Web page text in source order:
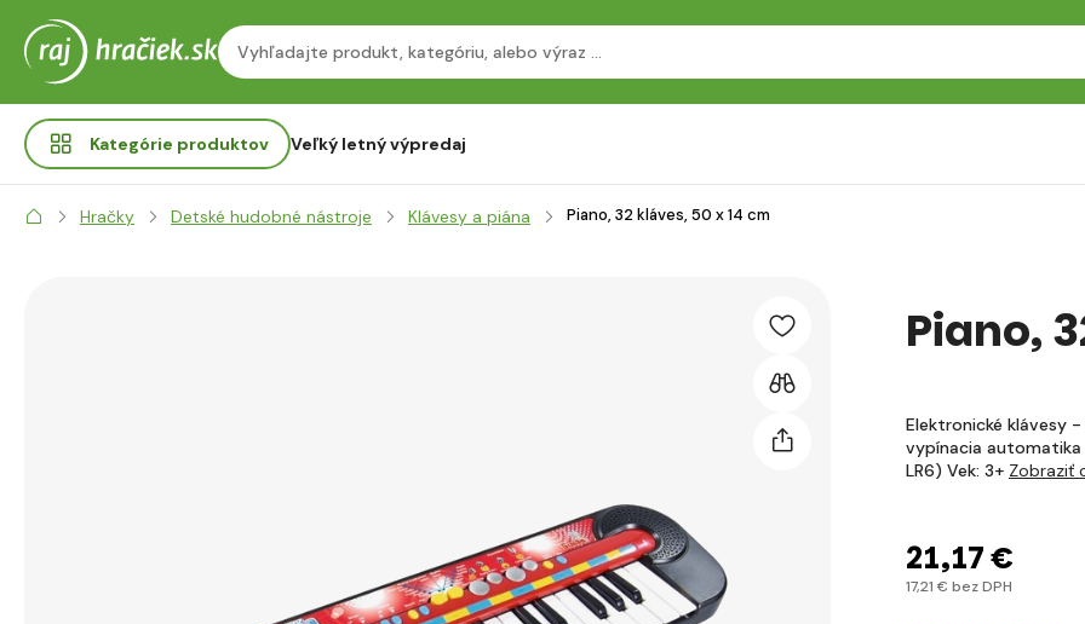
Kategórie produktov Veľký letný výpredaj
Hračky Detské hudobné nástroje Klávesy a piána Piano, 32 kláves, 50 x 14 cm
Piano,
Elektronické klávesy
vypínacia automatika
LR6) Vek: 3+ Zobraziť
21,17 €
17,21 € bez DPH